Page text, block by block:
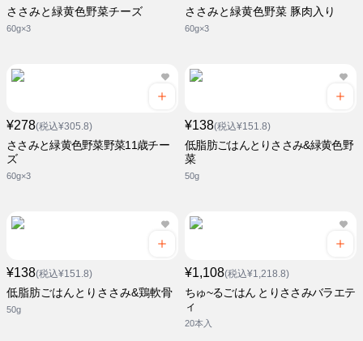
ささみと緑黄色野菜チーズ
60g×3
ささみと緑黄色野菜 豚肉入り
60g×3
¥278(税込¥305.8)
ささみと緑黄色野菜野菜11歳チー
ズ
60g×3
¥138(税込¥151.8)
低脂肪ごはんとりささみ&緑黄色野
菜
50g
¥138(税込¥151.8)
低脂肪ごはんとりささみ&鶏軟骨
50g
¥1,108(税込¥1,218.8)
ちゅ~るごはん とりささみバラエテ
ィ
20本入